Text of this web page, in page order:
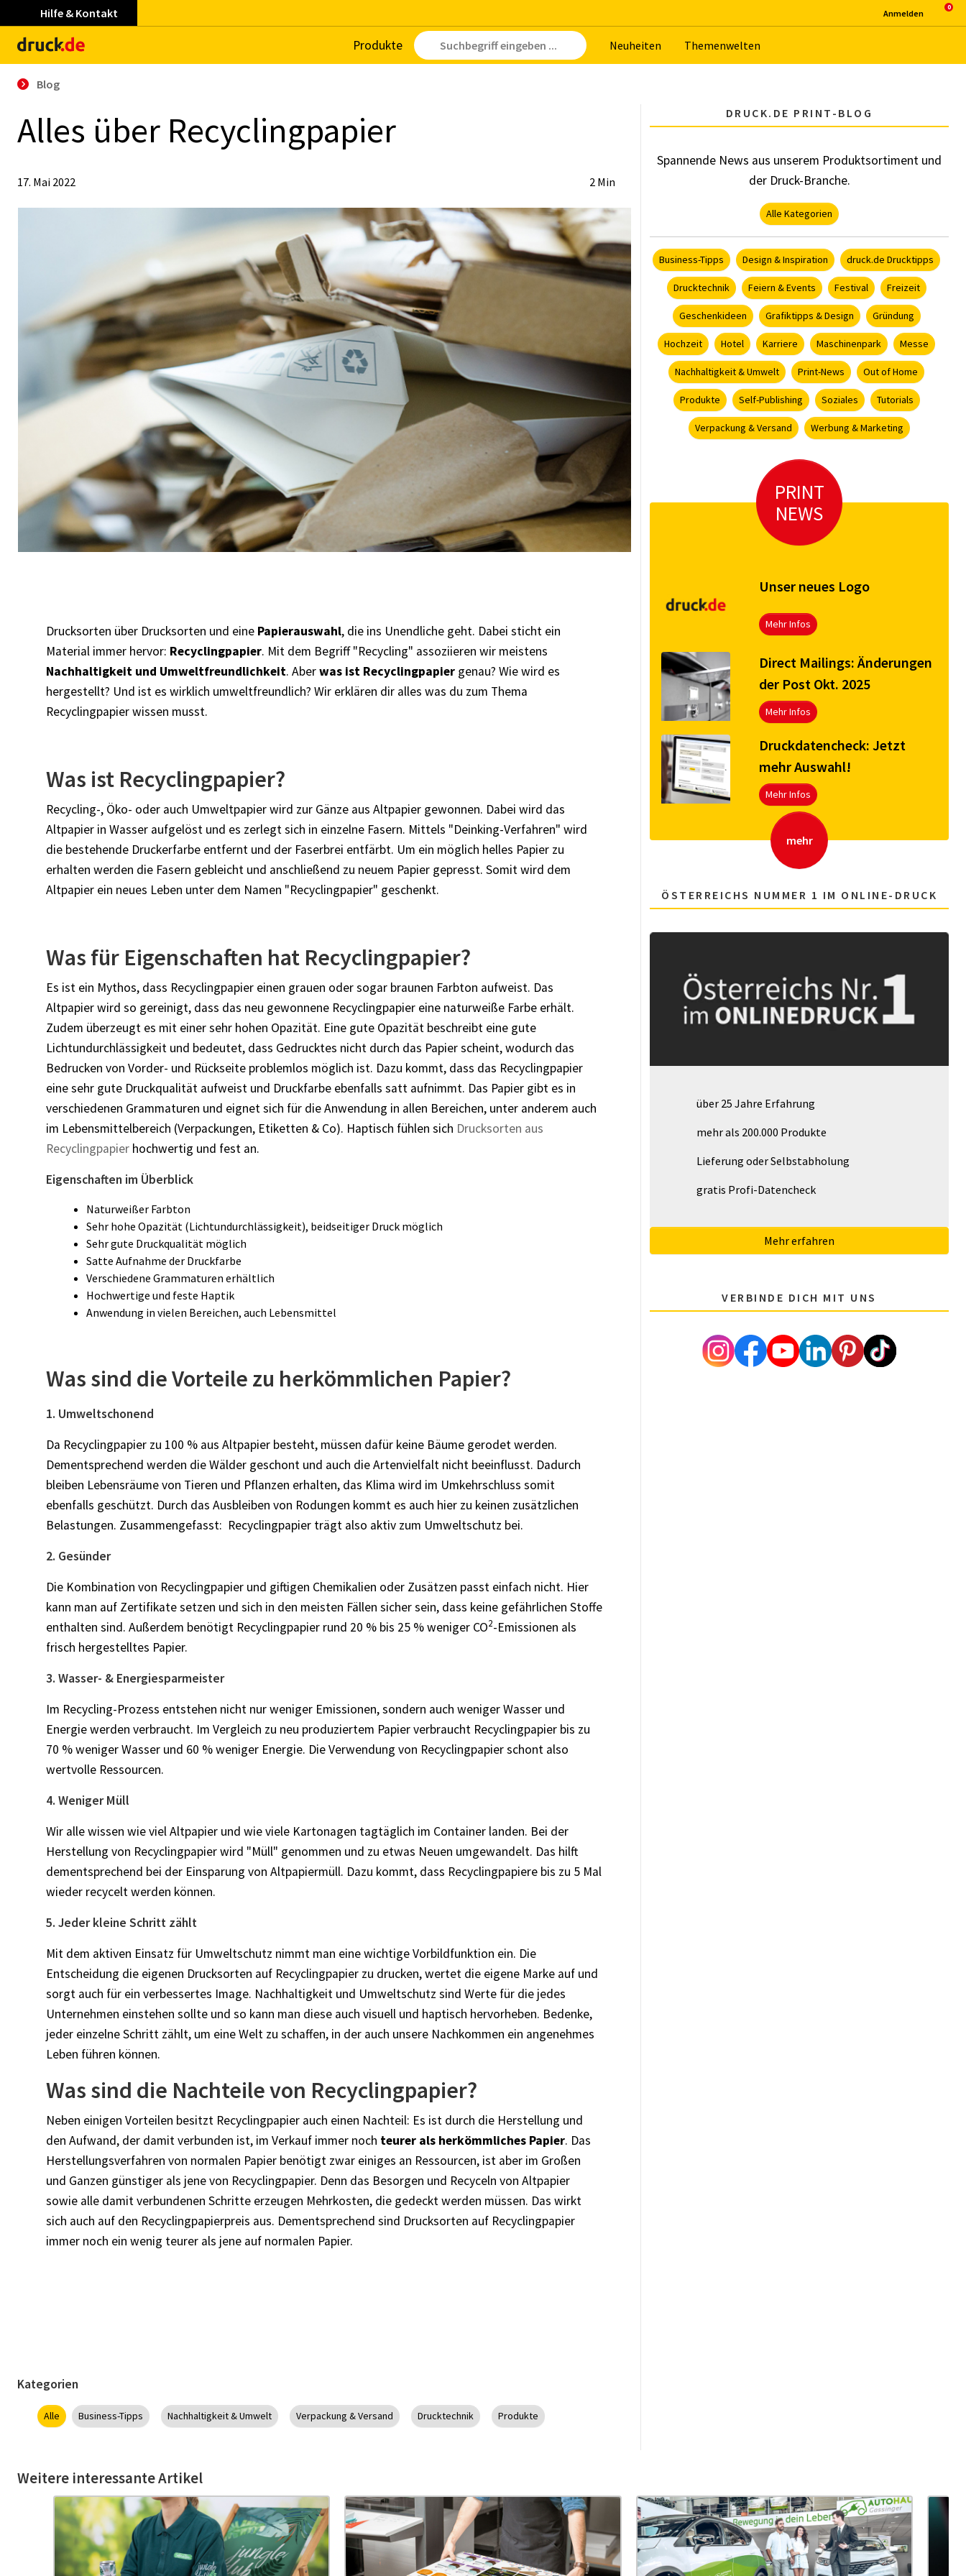
Hilfe & Kontakt
Pro­duk­te Neu­hei­ten The­men­wel­ten
An­mel­den
Blog
Al­les über Re­cy­cling­pa­pier
17. Mai 2022 2 Min
Drucksorten über Drucksorten und eine Papierauswahl, die ins Unendliche geht. Dabei sticht ein
Material immer hervor: Recyclingpapier. Mit dem Begriff "Recycling" assoziieren wir meistens
Nachhaltigkeit und Umweltfreundlichkeit. Aberwas ist Recyclingpapier genau? Wie wird es
hergestellt? Und ist es wirklich umweltfreundlich? Wir erklären dir alles was du zum Thema
Recyclingpapier wissen musst.
Was ist Recyclingpapier?
Recycling-, Öko- oder auch Umweltpapier wird zur Gänze aus Altpapier gewonnen. Dabei wird das
Altpapier in Wasser aufgelöst und es zerlegt sich in einzelne Fasern. Mittels "Deinking-Verfahren" wird
die bestehende Druckerfarbe entfernt und der Faserbrei entfärbt. Um ein möglich helles Papier zu
erhalten werden die Fasern gebleicht und anschließend zu neuem Papier gepresst. Somit wird dem
Altpapier ein neues Leben unter dem Namen "Recyclingpapier" geschenkt.
Was für Eigenschaften hat Recyclingpapier?
Es ist ein Mythos, dass Recyclingpapier einen grauen oder sogar braunen Farbton aufweist. Das
Altpapier wird so gereinigt, dass das neu gewonnene Recyclingpapier eine naturweiße Farbe erhält.
Zudem überzeugt es mit einer sehr hohen Opazität. Eine gute Opazität beschreibt eine gute
Lichtundurchlässigkeit und bedeutet, dass Gedrucktes nicht durch das Papier scheint, wodurch das
Bedrucken von Vorder- und Rückseite problemlos möglich ist. Dazu kommt, dass das Recyclingpapier
eine sehr gute Druckqualität aufweist und Druckfarbe ebenfalls satt aufnimmt. Das Papier gibt es in
verschiedenen Grammaturen und eignet sich für die Anwendung in allen Bereichen, unter anderem auch
im Lebensmittelbereich (Verpackungen, Etiketten & Co). Haptisch fühlen sich Drucksorten aus
Recyclingpapier hochwertig und fest an.
Eigenschaften im Überblick
Naturweißer Farbton
Sehr hohe Opazität (Lichtundurchlässigkeit), beidseitiger Druck möglich
Sehr gute Druckqualität möglich
Satte Aufnahme der Druckfarbe
Verschiedene Grammaturen erhältlich
Hochwertige und feste Haptik
Anwendung in vielen Bereichen, auch Lebensmittel
Was sind die Vorteile zu herkömmlichen Papier?
1. Umweltschonend
Da Recyclingpapier zu 100 % aus Altpapier besteht, müssen dafür keine Bäume gerodet werden.
Dementsprechend werden die Wälder geschont und auch die Artenvielfalt nicht beeinflusst. Dadurch
bleiben Lebensräume von Tieren und Pflanzen erhalten, das Klima wird im Umkehrschluss somit
ebenfalls geschützt. Durch das Ausbleiben von Rodungen kommt es auch hier zu keinen zusätzlichen
Belastungen. Zusammengefasst: Recyclingpapier trägt also aktiv zum Umweltschutz bei.
2. Gesünder
Die Kombination von Recyclingpapier und giftigen Chemikalien oder Zusätzen passt einfach nicht. Hier
kann man auf Zertifikate setzen und sich in den meisten Fällen sicher sein, dass keine gefährlichen Stoffe
enthalten sind. Außerdem benötigt Recyclingpapier rund 20 % bis 25 % weniger CO2-Emissionen als
frisch hergestelltes Papier.
3. Wasser- & Energiesparmeister
Im Recycling-Prozess entstehen nicht nur weniger Emissionen, sondern auch weniger Wasser und
Energie werden verbraucht. Im Vergleich zu neu produziertem Papier verbraucht Recyclingpapier bis zu
70 % weniger Wasser und 60 % weniger Energie. Die Verwendung von Recyclingpapier schont also
wertvolle Ressourcen.
4. Weniger Müll
Wir alle wissen wie viel Altpapier und wie viele Kartonagen tagtäglich im Container landen. Bei der
Herstellung von Recyclingpapier wird "Müll" genommen und zu etwas Neuen umgewandelt. Das hilft
dementsprechend bei der Einsparung von Altpapiermüll. Dazu kommt, dass Recyclingpapiere bis zu 5 Mal
wieder recycelt werden können.
5. Jeder kleine Schritt zählt
Mit dem aktiven Einsatz für Umweltschutz nimmt man eine wichtige Vorbildfunktion ein. Die
Entscheidung die eigenen Drucksorten auf Recyclingpapier zu drucken, wertet die eigene Marke auf und
sorgt auch für ein verbessertes Image. Nachhaltigkeit und Umweltschutz sind Werte für die jedes
Unternehmen einstehen sollte und so kann man diese auch visuell und haptisch hervorheben. Bedenke,
jeder einzelne Schritt zählt, um eine Welt zu schaffen, in der auch unsere Nachkommen ein angenehmes
Leben führen können.
Was sind die Nachteile von Recyclingpapier?
Neben einigen Vorteilen besitzt Recyclingpapier auch einen Nachteil: Es ist durch die Herstellung und
den Aufwand, der damit verbunden ist, im Verkauf immer noch teurer als herkömmliches Papier. Das
Herstellungsverfahren von normalen Papier benötigt zwar einiges an Ressourcen, ist aber im Großen
und Ganzen günstiger als jene von Recyclingpapier. Denn das Besorgen und Recyceln von Altpapier
sowie alle damit verbundenen Schritte erzeugen Mehrkosten, die gedeckt werden müssen. Das wirkt
sich auch auf den Recyclingpapierpreis aus. Dementsprechend sind Drucksorten auf Recyclingpapier
immer noch ein wenig teurer als jene auf normalen Papier.
Kategorien
Alle Business-Tipps Nachhaltigkeit & Umwelt Verpackung & Versand Drucktechnik Produkte
DRUCK.DE PRINT-BLOG
Spannende News aus unserem Produktsortiment und
der Druck-Branche.
Alle Kategorien
Business-Tipps Design & Inspiration druck.de Drucktipps
Drucktechnik Feiern & Events Festival Freizeit
Geschenkideen Grafiktipps & Design Gründung
Hochzeit Hotel Karriere Maschinenpark Messe
Nachhaltigkeit & Umwelt Print-News Out of Home
Produkte Self-Publishing Soziales Tutorials
Verpackung & Versand Werbung & Marketing
PRINT
NEWS
Unser neues Logo
Mehr Infos
Direct Mailings: Änderungen
der Post Okt. 2025
Mehr Infos
Druck­da­ten­check: Jetzt
mehr Aus­wahl!
Mehr Infos
mehr
ÖSTERREICHS NUMMER 1 IM ONLINE-DRUCK
über 25 Jahre Erfahrung
mehr als 200.000 Produkte
Lieferung oder Selbstabholung
gratis Profi-Datencheck
Mehr erfahren
VERBINDE DICH MIT UNS
Weitere interessante Artikel